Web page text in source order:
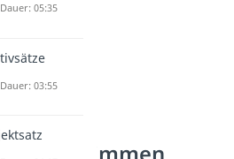
05:35
03:55